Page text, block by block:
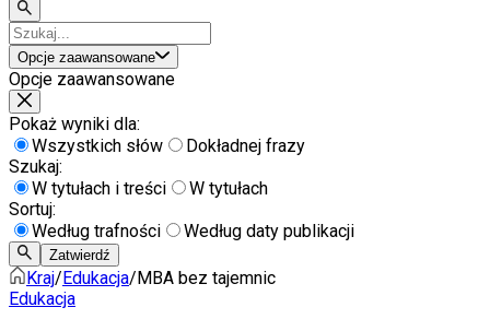
Opcje zaawansowane
Opcje zaawansowane
Pokaż wyniki dla:
Wszystkich słów
Dokładnej frazy
Szukaj:
W tytułach i treści
W tytułach
Sortuj:
Według trafności
Według daty publikacji
Zatwierdź
Kraj/Edukacja/MBA bez tajemnic
Edukacja